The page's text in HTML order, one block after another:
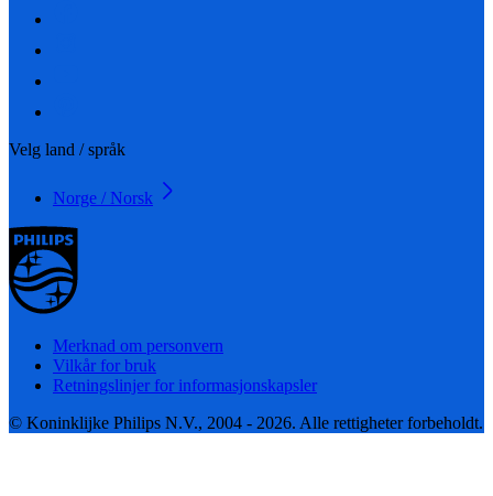
Velg land / språk
Norge / Norsk
Merknad om personvern
Vilkår for bruk
Retningslinjer for informasjonskapsler
© Koninklijke Philips N.V., 2004 - 2026. Alle rettigheter forbeholdt.